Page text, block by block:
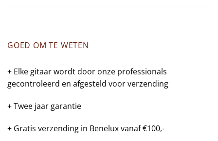
GOED OM TE WETEN
+ Elke gitaar wordt door onze professionals
gecontroleerd en afgesteld voor verzending
+ Twee jaar garantie
+ Gratis verzending in Benelux vanaf €100,-